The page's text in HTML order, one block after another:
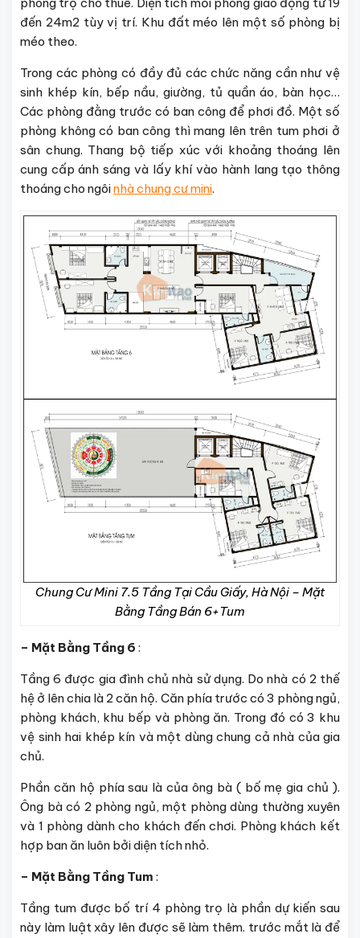
đến 24m2 tùy vị trí. Khu đất méo lên một số phòng bị
méo theo.
Trong các phòng có đầy đủ các chức năng cần như vệ
sinh khép kín, bếp nầu, giường, tủ quần áo, bàn học…
Các phòng đằng trước có ban công để phơi đồ. Một số
phòng không có ban công thì mang lên trên tum phơi ở
sân chung. Thang bộ tiếp xúc với khoảng thoáng lên
cung cấp ánh sáng và lấy khí vào hành lang tạo thông
thoáng cho ngôinhà chung cư mini.
Chung Cư Mini 7.5 Tầng Tại Cầu Giấy, Hà Nội – Mặt
Bằng Tầng Bán 6+Tum
– Mặt Bằng Tầng 6 :
Tầng 6 được gia đình chủ nhà sử dụng. Do nhà có 2 thế
hệ ở lên chia là 2 căn hộ. Căn phía trước có 3 phòng ngủ,
phòng khách, khu bếp và phòng ăn. Trong đó có 3 khu
vệ sinh hai khép kín và một dùng chung cả nhà của gia
chủ.
Phần căn hộ phía sau là của ông bà ( bố mẹ gia chủ ).
Ông bà có 2 phòng ngủ, một phòng dùng thường xuyên
và 1 phòng dành cho khách đến chơi. Phòng khách kết
hợp ban ăn luôn bởi diện tích nhỏ.
– Mặt Bằng Tầng Tum :
Tầng tum được bố trí 4 phòng trọ là phần dự kiến sau
này làm luật xây lên được sẽ làm thêm. trước mắt là để